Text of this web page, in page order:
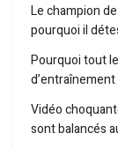
Le champion
pourquoi il
Pourquoi tout
d’entraînement
Vidéo
sont balancés